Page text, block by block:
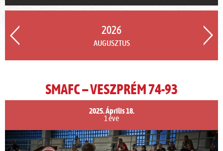
2026
AUGUSZTUS
SMAFC – VESZPRÉM 74-93
2025. Április 18.
1 éve